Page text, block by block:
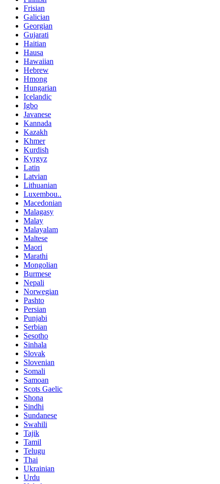
Frisian
Galician
Georgian
Gujarati
Haitian
Hausa
Hawaiian
Hebrew
Hmong
Hungarian
Icelandic
Igbo
Javanese
Kannada
Kazakh
Khmer
Kurdish
Kyrgyz
Latin
Latvian
Lithuanian
Luxembou..
Macedonian
Malagasy
Malay
Malayalam
Maltese
Maori
Marathi
Mongolian
Burmese
Nepali
Norwegian
Pashto
Persian
Punjabi
Serbian
Sesotho
Sinhala
Slovak
Slovenian
Somali
Samoan
Scots Gaelic
Shona
Sindhi
Sundanese
Swahili
Tajik
Tamil
Telugu
Thai
Ukrainian
Urdu